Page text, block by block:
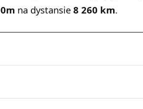
na dystansie 8 260 km.